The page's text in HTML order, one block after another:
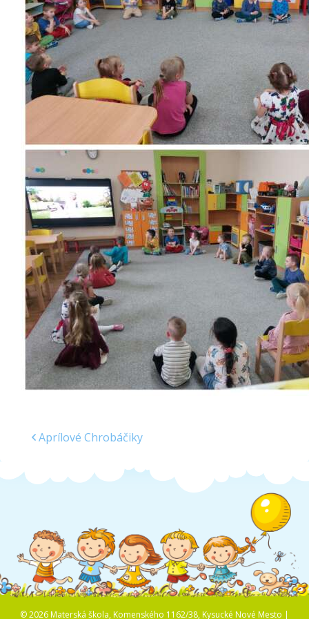
Školská jedáleň
Kontakt
Ochrana osobných
údajov – GDPR
Vzdelávanie
zamestnancov
Aprílové Chrobáčiky
© 2026 Materská škola, Komenského 1162/38, Kysucké Nové Mesto |